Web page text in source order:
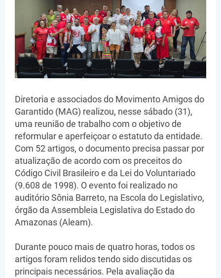
Diretoria e associados do Movimento Amigos do
Garantido (MAG) realizou, nesse sábado (31),
uma reunião de trabalho com o objetivo de
reformular e aperfeiçoar o estatuto da entidade.
Com 52 artigos, o documento precisa passar por
atualização de acordo com os preceitos do
Código Civil Brasileiro e da Lei do Voluntariado
(9.608 de 1998). O evento foi realizado no
auditório Sônia Barreto, na Escola do Legislativo,
órgão da Assembleia Legislativa do Estado do
Amazonas (Aleam).
Durante pouco mais de quatro horas, todos os
artigos foram relidos tendo sido discutidas os
principais necessários. Pela avaliação da